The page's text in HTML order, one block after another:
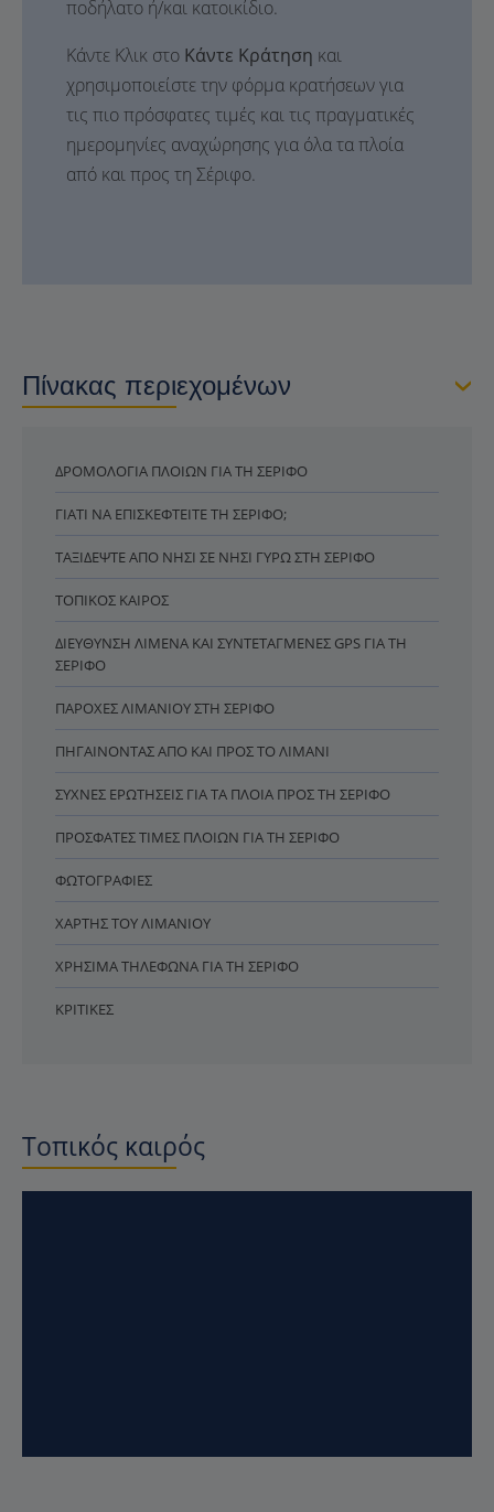
ποδήλατο ή/και κατοικίδιο.
Κάντε Κλικ στο Κάντε Κράτηση και
χρησιμοποιείστε την φόρμα κρατήσεων για
τις πιο πρόσφατες τιμές και τις πραγματικές
ημερομηνίες αναχώρησης για όλα τα πλοία
από και προς τη Σέριφο.
Πίνακας περιεχομένων
ΔΡΟΜΟΛΌΓΙΑ ΠΛΟΊΩΝ ΓΙΑ ΤΗ ΣΈΡΙΦΟ
ΓΙΑΤΊ ΝΑ ΕΠΙΣΚΕΦΤΕΊΤΕ ΤΗ ΣΈΡΙΦΟ;
ΤΑΞΙΔΈΨΤΕ ΑΠΌ ΝΗΣΊ ΣΕ ΝΗΣΊ ΓΎΡΩ ΣΤΗ ΣΈΡΙΦΟ
ΤΟΠΙΚΌΣ ΚΑΙΡΌΣ
ΔΙΕΎΘΥΝΣΗ ΛΙΜΈΝΑ ΚΑΙ ΣΥΝΤΕΤΑΓΜΈΝΕΣ GPS ΓΙΑ ΤΗ
ΣΈΡΙΦΟ
ΠΑΡΟΧΈΣ ΛΙΜΑΝΙΟΎ ΣΤΗ ΣΈΡΙΦΟ
ΠΗΓΑΊΝΟΝΤΑΣ ΑΠΌ ΚΑΙ ΠΡΟΣ ΤΟ ΛΙΜΆΝΙ
ΣΥΧΝΈΣ ΕΡΩΤΉΣΕΙΣ ΓΙΑ ΤΑ ΠΛΟΊΑ ΠΡΟΣ ΤΗ ΣΈΡΙΦΟ
ΠΡΌΣΦΑΤΕΣ ΤΙΜΈΣ ΠΛΟΊΩΝ ΓΙΑ ΤΗ ΣΈΡΙΦΟ
ΦΩΤΟΓΡΑΦΊΕΣ
ΧΆΡΤΗΣ ΤΟΥ ΛΙΜΑΝΙΟΎ
ΧΡΉΣΙΜΑ ΤΗΛΈΦΩΝΑ ΓΙΑ ΤΗ ΣΈΡΙΦΟ
ΚΡΙΤΙΚΈΣ
Τοπικός καιρός